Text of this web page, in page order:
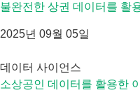
불완전한 상권 데이터를 활
2025년 09월 05일
데이터 사이언스
소상공인 데이터를 활용한